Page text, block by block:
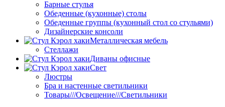
Барные стулья
Обеденные (кухонные) столы
Обеденные группы (кухонный стол со стульями)
Дизайнерские консоли
Металлическая мебель
Стеллажи
Диваны офисные
Свет
Люстры
Бра и настенные светильники
Товары///Освещение///Светильники